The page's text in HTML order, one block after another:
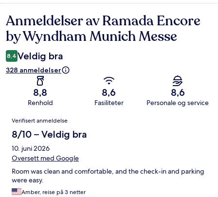
Anmeldelser
Anmeldelser av Ramada Encore
by Wyndham Munich Messe
8,4 Veldig bra
328 anmeldelser
8,8
Renhold
8,6
Fasiliteter
8,6
Personale og service
Anmeldelser
Verifisert anmeldelse
8/10 – Veldig bra
10. juni 2026
Oversett med Google
Room was clean and comfortable, and the check-in and parking
were easy.
Amber, reise på 3 netter